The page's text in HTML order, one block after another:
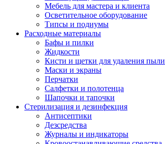
Мебель для мастера и клиента
Осветительное оборудование
Типсы и подиумы
Расходные материалы
Бафы и пилки
Жидкости
Кисти и щетки для удаления пыли
Маски и экраны
Перчатки
Салфетки и полотенца
Шапочки и тапочки
Стерилизация и дезинфекция
Антисептики
Дезсредства
Журналы и индикаторы